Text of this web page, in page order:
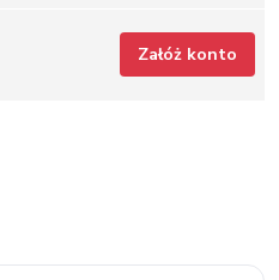
Załóż konto